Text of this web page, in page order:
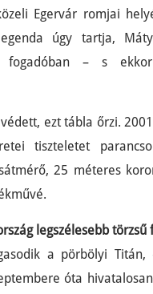
Egervár romjai
úgy tartja,
fogadóban – s
ezt tábla őrzi.
tiszteletet
25 méteres
legszélesebb törzsű
a pörbölyi Titán,
óta